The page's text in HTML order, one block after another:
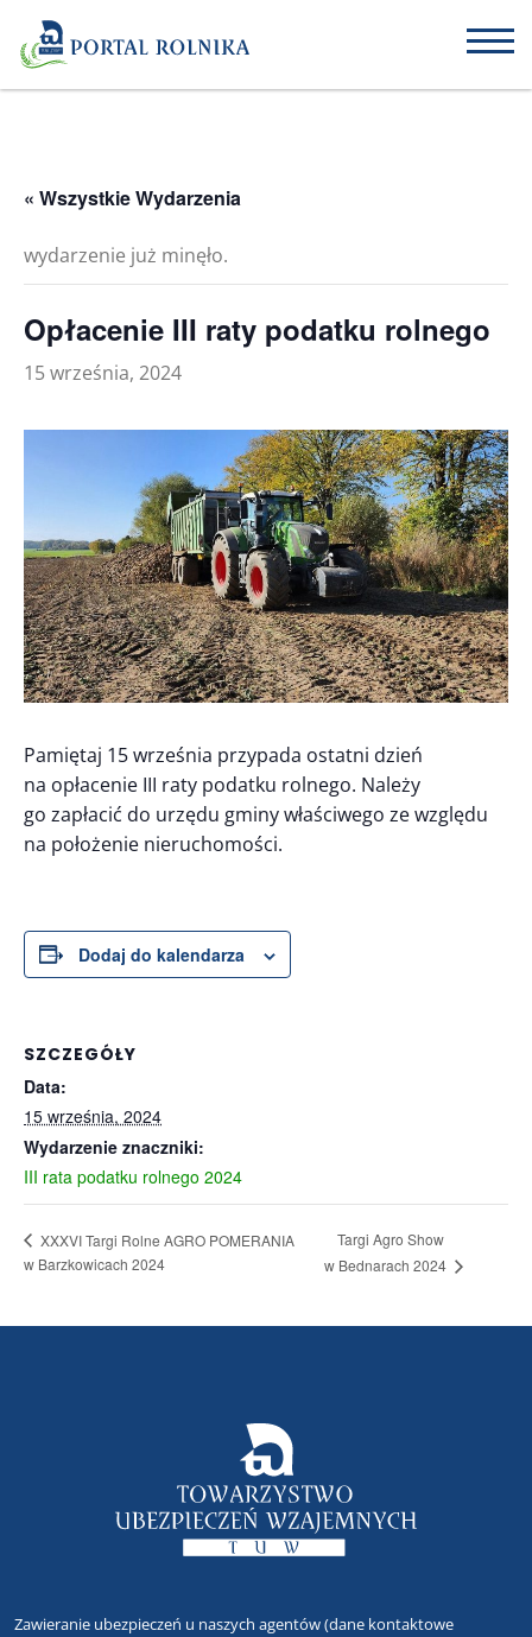
« Wszystkie Wydarzenia
wydarzenie już minęło.
Opłacenie III raty podatku rolnego
15 września, 2024
Pamiętaj 15 września przypada ostatni dzień
na opłacenie III raty podatku rolnego. Należy
go zapłacić do urzędu gminy właściwego ze względu
na położenie nieruchomości.
Dodaj do kalendarza
SZCZEGÓŁY
Data:
15 września, 2024
Wydarzenie znaczniki:
III rata podatku rolnego 2024
XXXVI Targi Rolne AGRO POMERANIA
w Barzkowicach 2024
Targi Agro Show
w Bednarach 2024
Zawieranie ubezpieczeń u naszych agentów(dane kontaktowe